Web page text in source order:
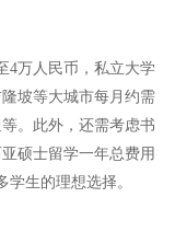
4万人民币，私立大学
坡等大城市每月约需
。此外，还需考虑书
硕士留学一年总费用
生的理想选择。